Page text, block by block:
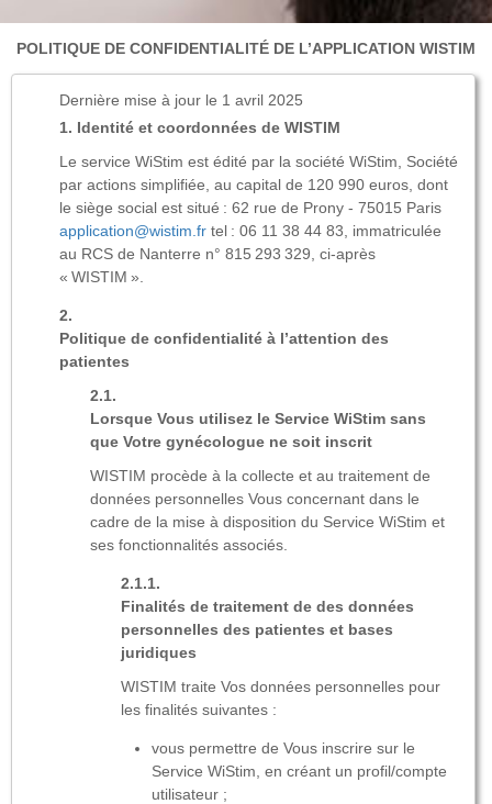
POLITIQUE DE CONFIDENTIALITÉ DE L’APPLICATION WISTIM
Dernière mise à jour le 1 avril 2025
Identité et coordonnées de WISTIM
Le service WiStim est édité par la société WiStim, Société
par actions simplifiée, au capital de 120 990 euros, dont
le siège social est situé : 62 rue de Prony - 75015 Paris
application@wistim.fr tel : 06 11 38 44 83, immatriculée
au RCS de Nanterre n° 815 293 329, ci-après
« WISTIM ».
Politique de confidentialité à l’attention des
patientes
Lorsque Vous utilisez le Service WiStim sans
que Votre gynécologue ne soit inscrit
WISTIM procède à la collecte et au traitement de
données personnelles Vous concernant dans le
cadre de la mise à disposition du Service WiStim et
ses fonctionnalités associés.
Finalités de traitement de des données
personnelles des patientes et bases
juridiques
WISTIM traite Vos données personnelles pour
les finalités suivantes :
vous permettre de Vous inscrire sur le
Service WiStim, en créant un profil/compte
utilisateur ;